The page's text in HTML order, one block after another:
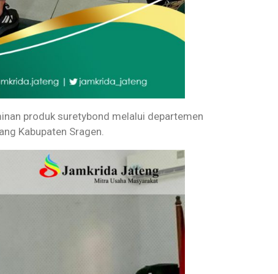
produk suretybond melalui departemen
Kabupaten Sragen.